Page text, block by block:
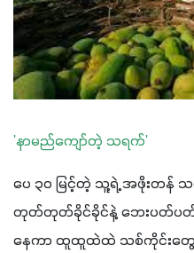
'နာမည်ကျော်တဲ့ သရက်'
ပေ ၃၀ မြင့်တဲ့ သူ့ရဲ့ အဖိုးတန်
တုတ်တုတ်ခိုင်ခိုင်နဲ့ ဘေးပတ်ပ
နေကာ ထူထူထဲထဲ သစ်ကိုင်းတွေ